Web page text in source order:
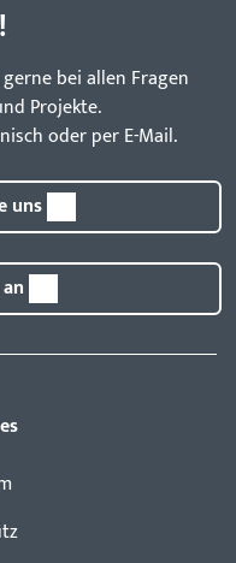
bei allen Fragen
Projekte.
oder per E-Mail.
uns